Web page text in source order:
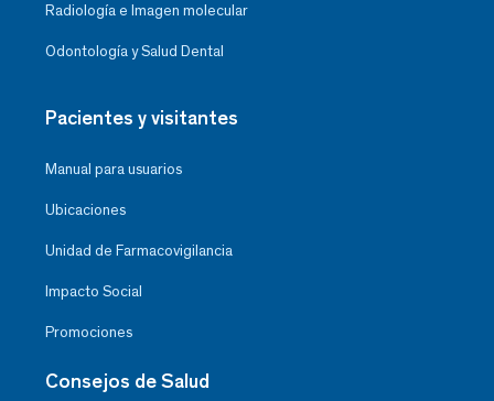
Radiología e Imagen molecular
Odontología y Salud Dental
Pacientes y visitantes
Manual para usuarios
Ubicaciones
Unidad de Farmacovigilancia
Impacto Social
Promociones
Consejos de Salud